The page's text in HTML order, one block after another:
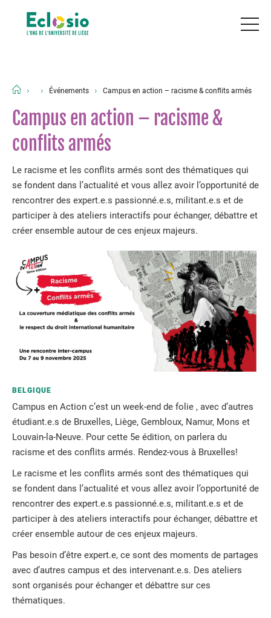
Événements Campus en action – racisme & conflits armés
Campus en action – racisme &
conflits armés
Le racisme et les conflits armés sont des thématiques qui
se fondent dans l’actualité et vous allez avoir l’opportunité de
rencontrer des expert.e.s passionné.e.s, militant.e.s et de
participer à des ateliers interactifs pour échanger, débattre et
créer ensemble autour de ces enjeux majeurs.
BELGIQUE
Campus en Action c’est un week-end de folie , avec d’autres
étudiant.e.s de Bruxelles, Liège, Gembloux, Namur, Mons et
Louvain-la-Neuve. Pour cette 5e édition, on parlera du
racisme et des conflits armés. Rendez-vous à Bruxelles!
Le racisme et les conflits armés sont des thématiques qui
se fondent dans l’actualité et vous allez avoir l’opportunité de
rencontrer des expert.e.s passionné.e.s, militant.e.s et de
participer à des ateliers interactifs pour échanger, débattre et
créer ensemble autour de ces enjeux majeurs.
Pas besoin d’être expert.e, ce sont des moments de partages
avec d’autres campus et des intervenant.e.s. Des ateliers
sont organisés pour échanger et débattre sur ces
thématiques.